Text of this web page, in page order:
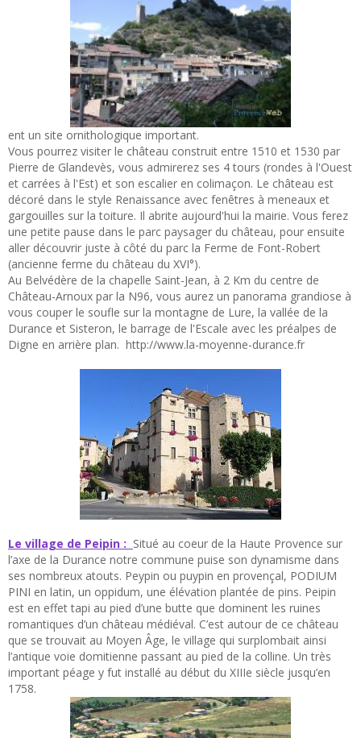
ent un site ornithologique important.
Vous pourrez visiter le château construit entre 1510 et 1530 par
Pierre de Glandevès, vous admirerez ses 4 tours (rondes à l'Ouest
et carrées à l'Est) et son escalier en colimaçon. Le château est
décoré dans le style Renaissance avec fenêtres à meneaux et
gargouilles sur la toiture. Il abrite aujourd'hui la mairie. Vous ferez
une petite pause dans le parc paysager du château, pour ensuite
aller découvrir juste à côté du parc la Ferme de Font-Robert
(ancienne ferme du château du XVI°).
Au Belvédère de la chapelle Saint-Jean, à 2 Km du centre de
Château-Arnoux par la N96, vous aurez un panorama grandiose à
vous couper le soufle sur la montagne de Lure, la vallée de la
Durance et Sisteron, le barrage de l'Escale avec les préalpes de
Digne en arrière plan. http://www.la-moyenne-durance.fr
Le village de Peipin : Situé au coeur de la Haute Provence sur
l’axe de la Durance notre commune puise son dynamisme dans
ses nombreux atouts. Peypin ou puypin en provençal, PODIUM
PINI en latin, un oppidum, une élévation plantée de pins. Peipin
est en effet tapi au pied d’une butte que dominent les ruines
romantiques d’un château médiéval. C’est autour de ce château
que se trouvait au Moyen Âge, le village qui surplombait ainsi
l’antique voie domitienne passant au pied de la colline. Un très
important péage y fut installé au début du XIIIe siècle jusqu’en
1758.